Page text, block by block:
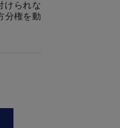
けられな
分権を動